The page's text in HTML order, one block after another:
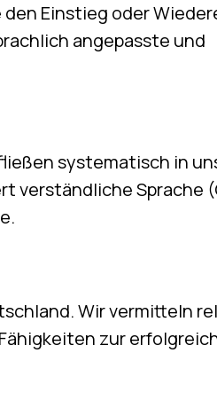
Einstieg oder
angepasste und
systematisch in
verständliche Sprache
Wir vermitteln
zur